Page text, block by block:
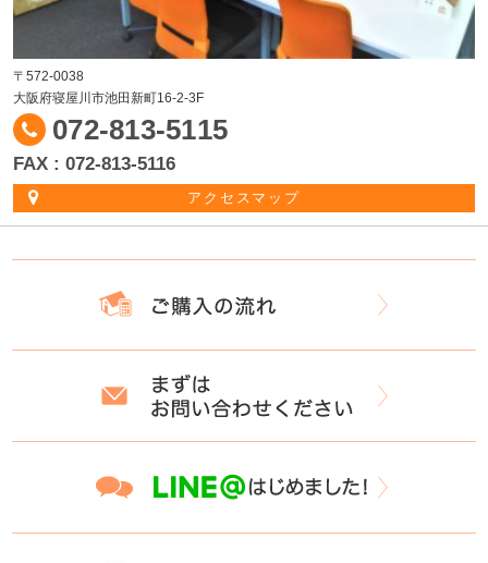
〒572-0038
大阪府寝屋川市池田新町16-2-3F
072-813-5115
FAX : 072-813-5116
アクセスマップ